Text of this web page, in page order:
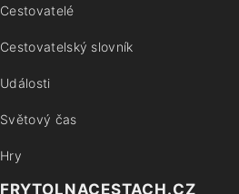
Cestovatelé
Cestovatelský slovník
Události
Světový čas
Hry
FRYTOLNACESTACH.CZ